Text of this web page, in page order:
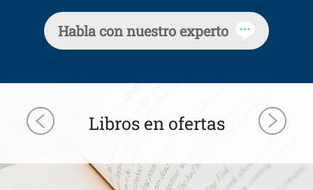
Habla con nuestro experto
Libros en ofertas